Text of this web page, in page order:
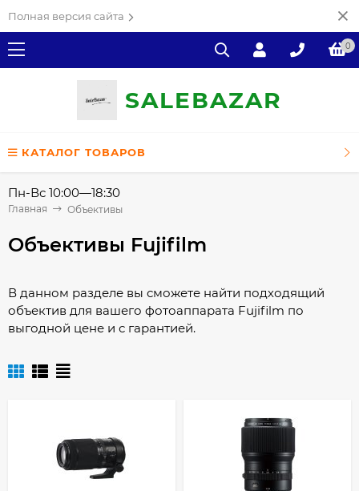
Полная версия сайта
0
SALEВAZAR
КАТАЛОГ ТОВАРОВ
Пн-Вс 10:00—18:30
Главная Объективы
Объективы Fujifilm
В данном разделе вы сможете найти подходящий
объектив для вашего фотоаппарата Fujifilm по
выгодной цене и с гарантией.